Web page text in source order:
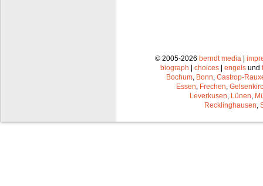
© 2005-2026 berndt media |
biograph | choices | engels und
Bochum Bonn Castrop-
Essen Frechen
Leverkusen Lünen
Recklinghausen